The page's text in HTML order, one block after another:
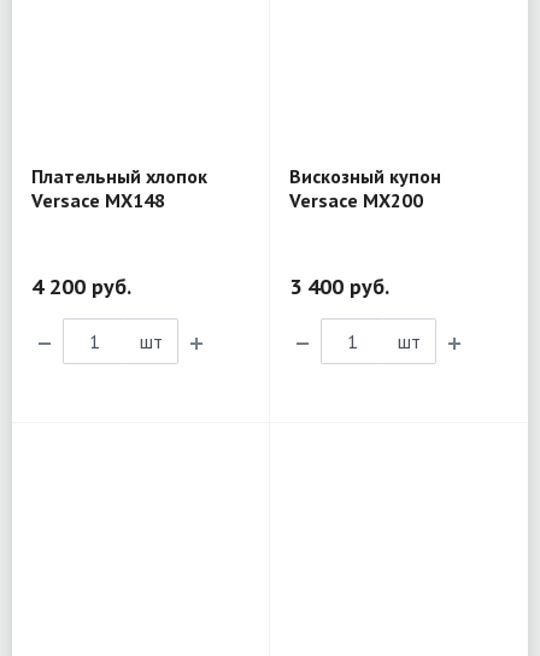
Плательный хлопок
Versace MX148
4 200 руб.
шт
Вискозный купон
Versace MX200
3 400 руб.
шт